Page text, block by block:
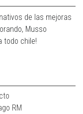
de las mejoras
Musso
todo chile!
RM